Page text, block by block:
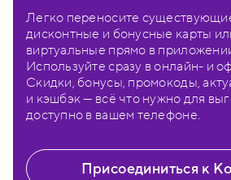
Легко переносите
дисконтные и бонусные карты
виртуальные прямо в
Используйте сразу в онлайн- и
Скидки, бонусы, промокоды,
и кэшбэк — всё что нужно для
доступно в вашем телефоне.
Присоединиться к